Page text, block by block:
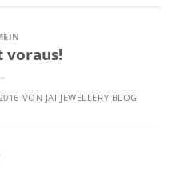
voraus!
VON JAI JEWELLERY BLOG